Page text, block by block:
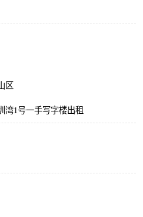
区
湾1号一手写字楼出租
高新园